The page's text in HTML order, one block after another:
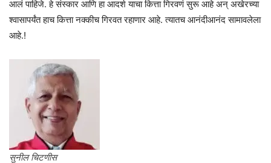
आलं पाहिजे. हे संस्कार आणि हा आदर्श याचा कित्ता गिरवणं सुरू आहे अन् अखेरच्या
श्वासापर्यंत हाच कित्ता नक्कीच गिरवत रहाणार आहे. त्यातच आनंदीआनंद सामावलेला
आहे.!
सुनील चिटणीस